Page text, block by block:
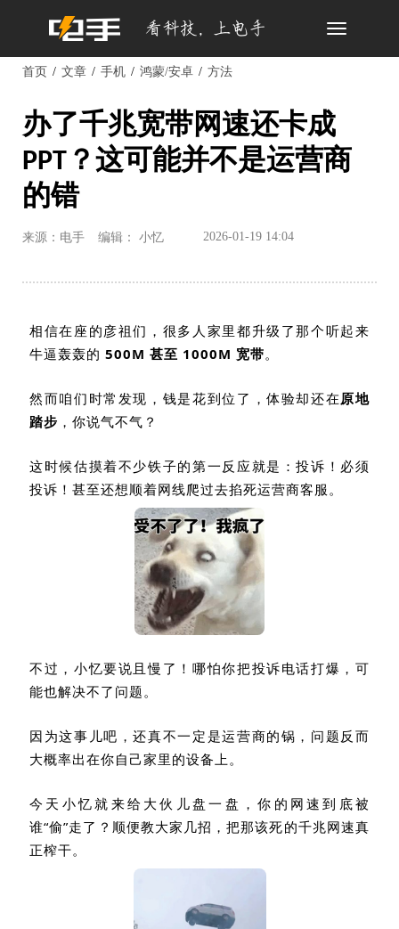
Toggle
首页 文章 手机 鸿蒙/安卓 方法
办了千兆宽带网速还卡成
PPT？这可能并不是运营商
的错
来源：电手 编辑： 小忆 2026-01-19 14:04
相信在座的彦祖们，很多人家里都升级了那个听起来
牛逼轰轰的 500M 甚至 1000M 宽带。
然而咱们时常发现，钱是花到位了，体验却还在原地
踏步 ，你说气不气？
这时候估摸着不少铁子的第一反应就是：投诉！必须
投诉！甚至还想顺着网线爬过去掐死运营商客服。
不过，小忆要说且慢了！哪怕你把投诉电话打爆，可
能也解决不了问题。
因为这事儿吧，还真不一定是运营商的锅，问题反而
大概率出在你自己家里的设备上。
今天小忆就来给大伙儿盘一盘，你的网速到底被
谁“偷”走了？顺便教大家几招，把那该死的千兆网速真
正榨干。